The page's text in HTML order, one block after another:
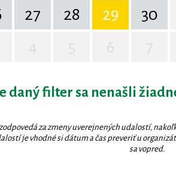
27 28 29 30
daný filter sa nenašli
za zmeny uverejnených udalostí,
je vhodné si dátum a čas preveriť u
sa vopred.